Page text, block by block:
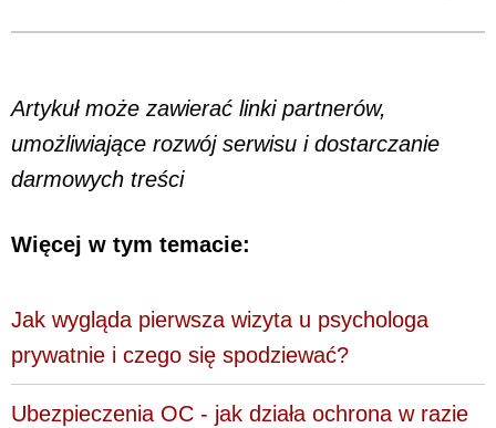
Artykuł może zawierać linki partnerów,
umożliwiające rozwój serwisu i dostarczanie
darmowych treści
Więcej w tym temacie:
Jak wygląda pierwsza wizyta u psychologa
prywatnie i czego się spodziewać?
Ubezpieczenia OC - jak działa ochrona w razie